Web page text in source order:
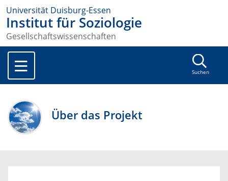
Universität Duisburg-Essen
Institut für Soziologie
Gesellschaftswissenschaften
Suchen
Über das Projekt